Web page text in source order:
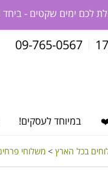
לכם ימים שקטים -
09-765-0567
במיוחד לעסקים!
בכל הארץ > משלוחי